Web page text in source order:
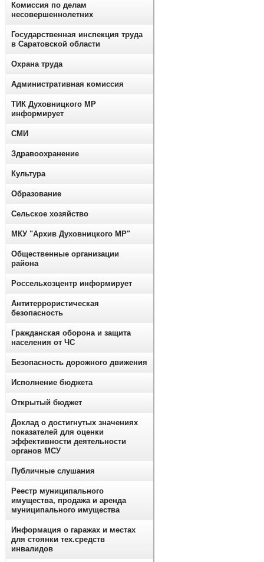
Комиссия по делам
несовершеннолетних
Государственная инспекция труда
в Саратовской области
Охрана труда
Административная комиссия
ТИК Духовницкого МР
информирует
СМИ
Здравоохранение
Культура
Образование
Сельское хозяйство
МКУ "Архив Духовницкого МР"
Общественные организации
района
Россельхозцентр информирует
Антитеррористическая
безопасность
Гражданская оборона и защита
населения от ЧС
Безопасность дорожного движения
Исполнение бюджета
Открытый бюджет
Доклад о достигнутых значениях
показателей для оценки
эффективности деятельности
органов МСУ
Публичные слушания
Реестр муниципального
имущества, продажа и аренда
муниципального имущества
Информация о гаражах и местах
для стоянки тех.средств
инвалидов